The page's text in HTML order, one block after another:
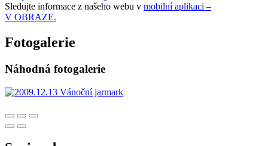
Sledujte informace z našeho webu v mobilní aplikaci –
V OBRAZE.
Fotogalerie
Náhodná fotogalerie